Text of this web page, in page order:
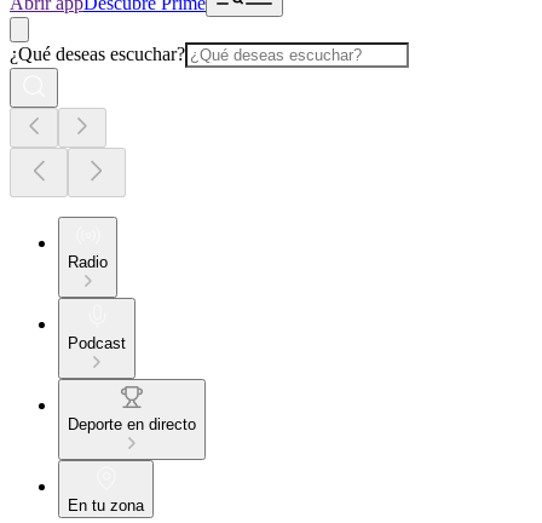
¿Qué deseas escuchar?
Radio
Podcast
Deporte en directo
En tu zona